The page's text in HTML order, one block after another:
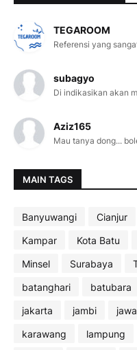
TEGAROOM
Referensi yang
subagyo
Di indikasikan akan
Aziz165
Mau tanya dong...
MAIN TAGS
Banyuwangi Cianjur
Kampar
Kota Batu
Minsel
Surabaya
batanghari
batubara
jakarta
jambi
karawang
lampung